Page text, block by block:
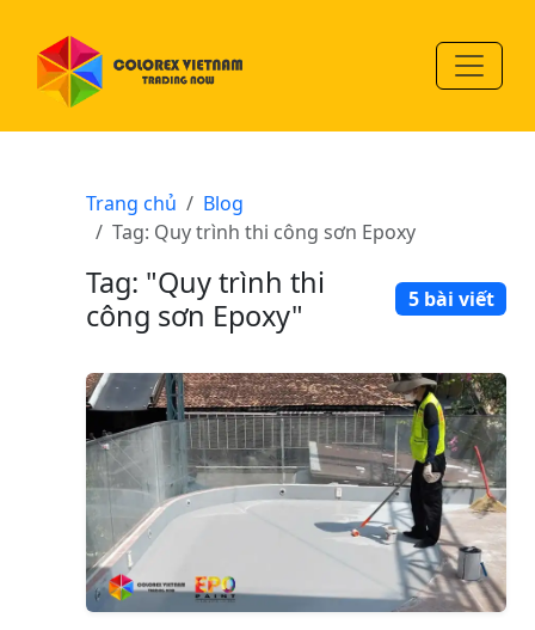
Trang chủ
Blog
Tag: Quy trình thi công sơn Epoxy
Tag: "Quy trình thi
công sơn Epoxy"
5 bài viết